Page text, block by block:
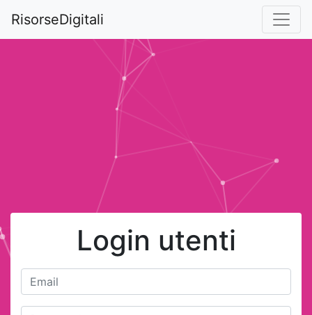
RisorseDigitali
Login utenti